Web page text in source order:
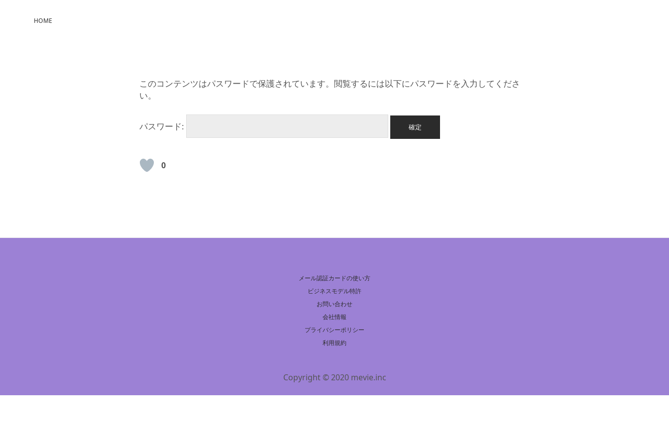
HOME
このコンテンツはパスワードで保護されています。閲覧するには以下にパスワードを入力してくださ
い。
パスワード:
0
メール認証カードの使い方
ビジネスモデル特許
お問い合わせ
会社情報
プライバシーポリシー
利用規約
Copyright © 2020 mevie.inc